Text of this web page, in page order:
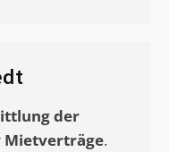
der
Mietverträge.